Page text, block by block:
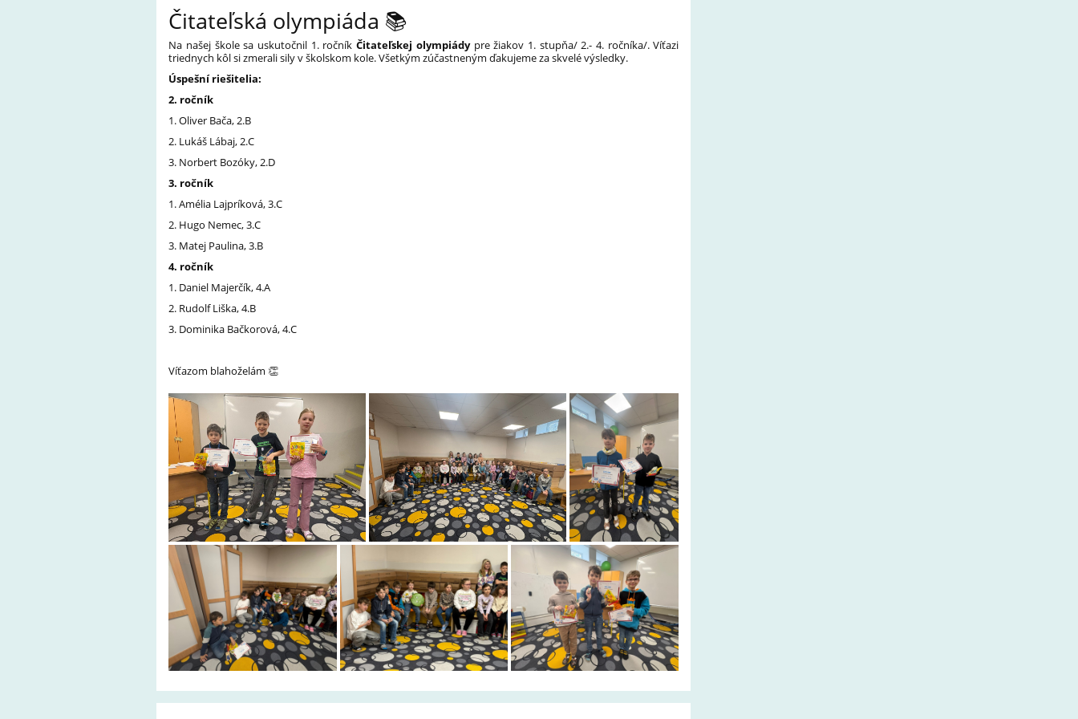
Čitateľská olympiáda 📚
Na našej škole sa uskutočnil 1. ročníkČitateľskej olympiádypre žiakov 1. stupňa/ 2.- 4. ročníka/. Víťazi
triednych kôl si zmerali sily v školskom kole. Všetkým zúčastneným ďakujeme za skvelé výsledky.
Úspešní riešitelia:
2. ročník
1. Oliver Bača, 2.B
2. Lukáš Lábaj, 2.C
3. Norbert Bozóky, 2.D
3. ročník
1. Amélia Lajpríková, 3.C
2. Hugo Nemec, 3.C
3. Matej Paulina, 3.B
4. ročník
1. Daniel Majerčík, 4.A
2. Rudolf Liška, 4.B
3. Dominika Bačkorová, 4.C
Víťazom blahoželám 👏